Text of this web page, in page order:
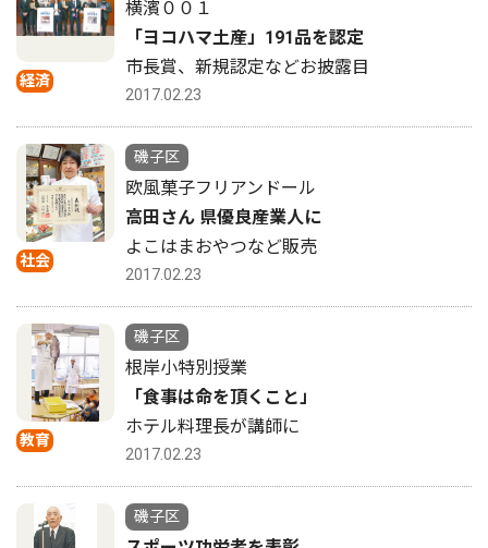
経済
横濱００１
「ヨコハマ土産」191品を認定
市長賞、新規認定などお披露目
2017.02.23
社会
磯子区
欧風菓子フリアンドール
高田さん 県優良産業人に
よこはまおやつなど販売
2017.02.23
教育
磯子区
根岸小特別授業
「食事は命を頂くこと」
ホテル料理長が講師に
2017.02.23
磯子区